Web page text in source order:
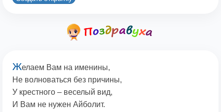
Желаем Вам на именины,
Hе волноваться без причины,
У крестного – веселый вид,
И Вам не нужен Айболит.